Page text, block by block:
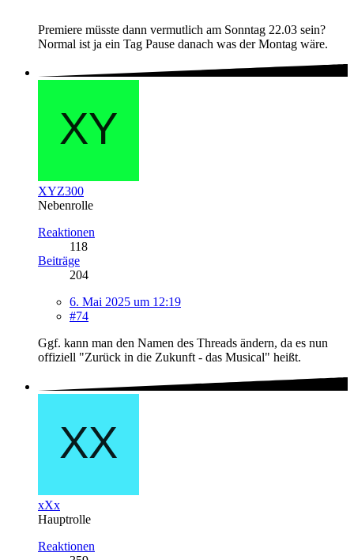
Premiere müsste dann vermutlich am Sonntag 22.03 sein?
Normal ist ja ein Tag Pause danach was der Montag wäre.
XYZ300
Nebenrolle
Reaktionen
118
Beiträge
204
6. Mai 2025 um 12:19
#74
Ggf. kann man den Namen des Threads ändern, da es nun
offiziell "Zurück in die Zukunft - das Musical" heißt.
xXx
Hauptrolle
Reaktionen